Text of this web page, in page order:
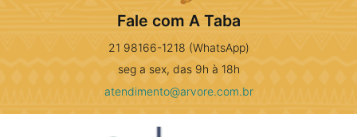
Fale com A Taba
21 98166-1218 (WhatsApp)
seg a sex, das 9h à 18h
atendimento@arvore.com.br